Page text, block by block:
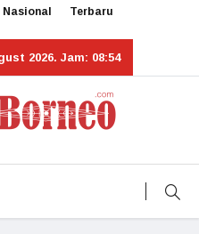
Nasional Terbaru
2026. Jam: 08:54